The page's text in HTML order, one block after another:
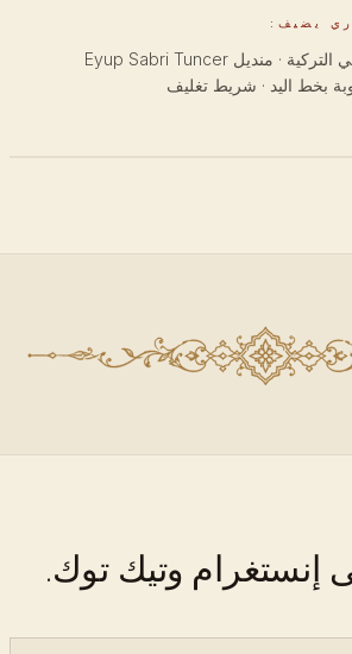
يضيف:
بطاقة معطّرة · حلوى لوكي التركية · منديل Eyup Sabri Tuncer
بخط اليد · شريط تغليف
إنستغرام وتيك توك.